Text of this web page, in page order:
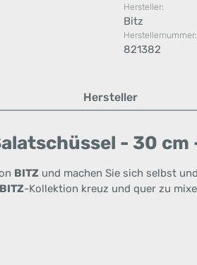
Hersteller:
Bitz
Herstellernummer:
821382
Hersteller
- 30 cm
BITZ und machen Sie sich selbst
BITZ-Kollektion kreuz und quer zu